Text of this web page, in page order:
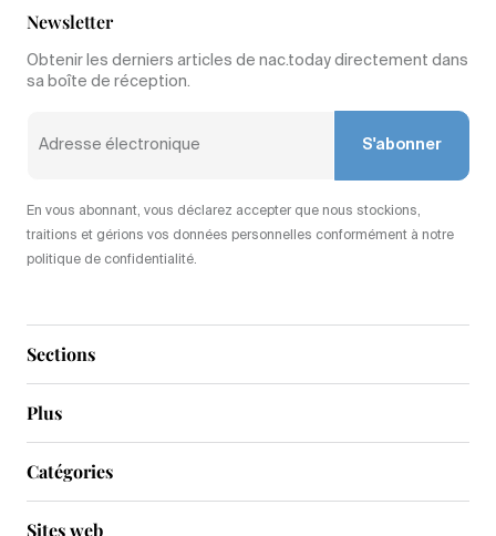
Sections
Plus
Newsletter
Obtenir les derniers articles de nac.today directement dans
sa boîte de réception.
S'abonner
En vous abonnant, vous déclarez accepter que nous stockions,
traitions et gérions vos données personnelles conformément à notre
politique de confidentialité.
Catégories
Sites web